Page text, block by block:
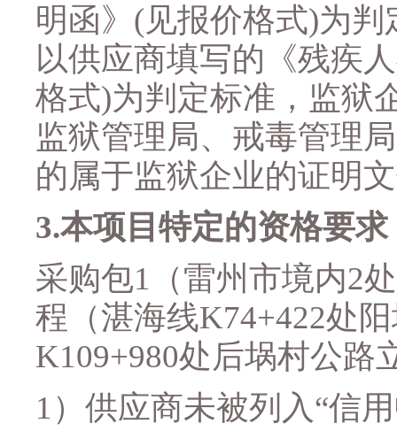
明函》 (见报价格式)为判
以供应商填写的《残疾
格式)为判定标准，监狱
监狱管理局、戒毒管理
的属于监狱企业的证明
3.本项目特定的资格要求
采购包1 （雷州市境内2
程（湛海线K74+422处
K109+980处后埚村公路
1） 供应商未被列入“信